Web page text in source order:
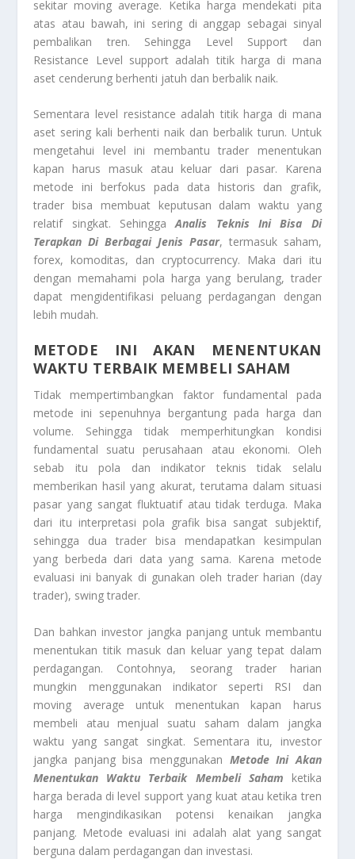
sekitar moving average. Ketika harga mendekati pita
atas atau bawah, ini sering di anggap sebagai sinyal
pembalikan tren. Sehingga Level Support dan
Resistance Level support adalah titik harga di mana
aset cenderung berhenti jatuh dan berbalik naik.
Sementara level resistance adalah titik harga di mana
aset sering kali berhenti naik dan berbalik turun. Untuk
mengetahui level ini membantu trader menentukan
kapan harus masuk atau keluar dari pasar. Karena
metode ini berfokus pada data historis dan grafik,
trader bisa membuat keputusan dalam waktu yang
relatif singkat. SehinggaAnalis Teknis Ini Bisa Di
Terapkan Di Berbagai Jenis Pasar, termasuk saham,
forex, komoditas, dan cryptocurrency. Maka dari itu
dengan memahami pola harga yang berulang, trader
dapat mengidentifikasi peluang perdagangan dengan
lebih mudah.
METODE INI AKAN MENENTUKAN
WAKTU TERBAIK MEMBELI SAHAM
Tidak mempertimbangkan faktor fundamental pada
metode ini sepenuhnya bergantung pada harga dan
volume. Sehingga tidak memperhitungkan kondisi
fundamental suatu perusahaan atau ekonomi. Oleh
sebab itu pola dan indikator teknis tidak selalu
memberikan hasil yang akurat, terutama dalam situasi
pasar yang sangat fluktuatif atau tidak terduga. Maka
dari itu interpretasi pola grafik bisa sangat subjektif,
sehingga dua trader bisa mendapatkan kesimpulan
yang berbeda dari data yang sama. Karena metode
evaluasi ini banyak di gunakan oleh trader harian (day
trader), swing trader.
Dan bahkan investor jangka panjang untuk membantu
menentukan titik masuk dan keluar yang tepat dalam
perdagangan. Contohnya, seorang trader harian
mungkin menggunakan indikator seperti RSI dan
moving average untuk menentukan kapan harus
membeli atau menjual suatu saham dalam jangka
waktu yang sangat singkat. Sementara itu, investor
jangka panjang bisa menggunakan Metode Ini Akan
Menentukan Waktu Terbaik Membeli Saham ketika
harga berada di level support yang kuat atau ketika tren
harga mengindikasikan potensi kenaikan jangka
panjang. Metode evaluasi ini adalah alat yang sangat
berguna dalam perdagangan dan investasi.